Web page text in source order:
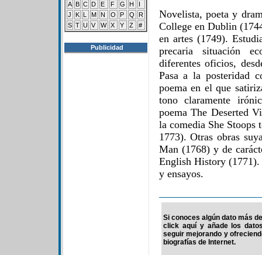
A B C D E F G H
I
J
K L M N O P Q
R
S T U V W X Y Z #
Publicidad
Novelista, poeta y
College en Dublin
en artes (1749).
precaria situación
diferentes oficios,
Pasa a la posteridad
poema en el que
tono claramente
poema The Deserted
la comedia She Stoops
1773). Otras obras
Man (1768) y de
English History
y ensayos.
Si conoces algún dato más
click aquí y añade los
seguir mejorando y
biografías de Internet.